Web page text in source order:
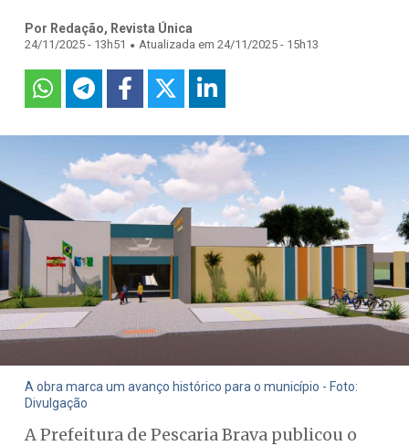
Por Redação, Revista Única
24/11/2025 - 13h51 . Atualizada em 24/11/2025 - 15h13
A obra marca um avanço histórico para o município - Foto:
Divulgação
A Prefeitura de Pescaria Brava publicou o